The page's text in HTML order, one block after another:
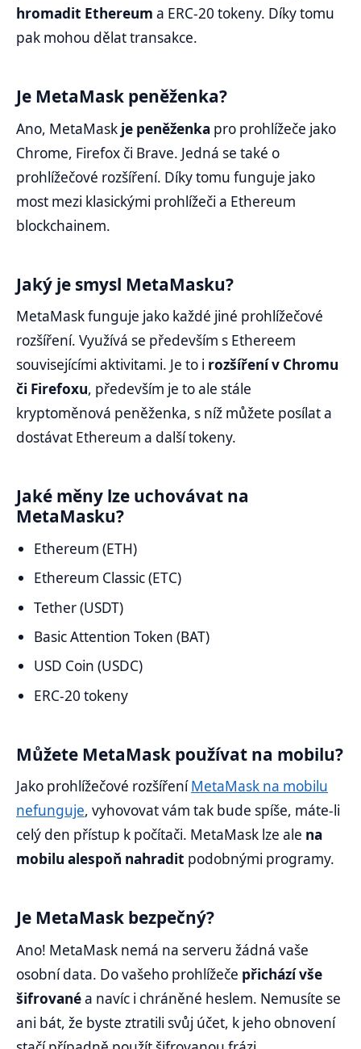
hromadit Ethereum a ERC-20 tokeny. Díky tomu
pak mohou dělat transakce.
Je MetaMask peněženka?
Ano, MetaMask je peněženka pro prohlížeče jako
Chrome, Firefox či Brave. Jedná se také o
prohlížečové rozšíření. Díky tomu funguje jako
most mezi klasickými prohlížeči a Ethereum
blockchainem.
Jaký je smysl MetaMasku?
MetaMask funguje jako každé jiné prohlížečové
rozšíření. Využívá se především s Ethereem
souvisejícími aktivitami. Je to i rozšíření v Chromu
či Firefoxu, především je to ale stále
kryptoměnová peněženka, s níž můžete posílat a
dostávat Ethereum a další tokeny.
Jaké měny lze uchovávat na
MetaMasku?
Ethereum (ETH)
Ethereum Classic (ETC)
Tether (USDT)
Basic Attention Token (BAT)
USD Coin (USDC)
ERC-20 tokeny
Můžete MetaMask používat na mobilu?
Jako prohlížečové rozšířeníMetaMask na mobilu
nefunguje, vyhovovat vám tak bude spíše, máte-li
celý den přístup k počítači. MetaMask lze ale na
mobilu alespoň nahradit podobnými programy.
Je MetaMask bezpečný?
Ano! MetaMask nemá na serveru žádná vaše
osobní data. Do vašeho prohlížeče přichází vše
šifrovanéa navíc i chráněné heslem. Nemusíte se
ani bát, že byste ztratili svůj účet, k jeho obnovení